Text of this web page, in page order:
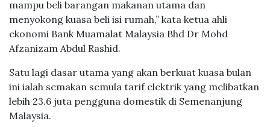
“Langkah ini membantu mengekalkan keupayaan
mampu beli barangan makanan utama dan
menyokong kuasa beli isi rumah,” kata ketua ahli
ekonomi Bank Muamalat Malaysia Bhd Dr Mohd
Satu lagi dasar utama yang akan berkuat kuasa bulan
ini ialah semakan semula tarif elektrik yang melibatkan
lebih 23.6 juta pengguna domestik di Semenanjung